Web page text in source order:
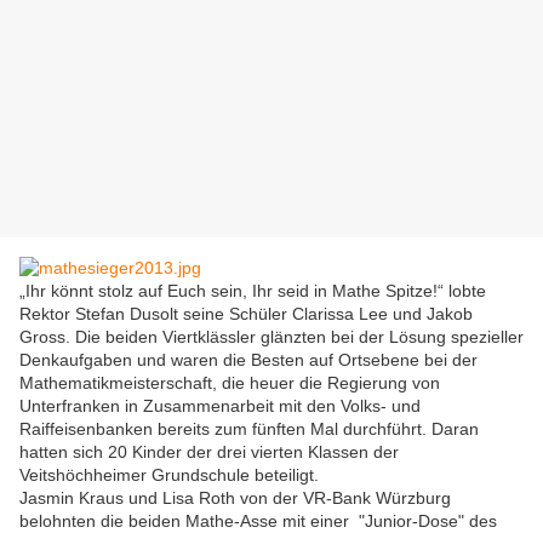
„Ihr könnt stolz auf Euch sein, Ihr seid in Mathe Spitze!“ lobte
Rektor Stefan Dusolt seine Schüler Clarissa Lee und Jakob
Gross. Die beiden Viertklässler glänzten bei der Lösung spezieller
Denkaufgaben und waren die Besten auf Ortsebene bei der
Mathematikmeisterschaft, die heuer die Regierung von
Unterfranken in Zusammenarbeit mit den Volks- und
Raiffeisenbanken bereits zum fünften Mal durchführt. Daran
hatten sich 20 Kinder der drei vierten Klassen der
Veitshöchheimer Grundschule beteiligt.
Jasmin Kraus und Lisa Roth von der VR-Bank Würzburg
belohnten die beiden Mathe-Asse mit einer "Junior-Dose" des